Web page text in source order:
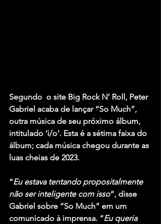
Segundo  o site Big Rock N’ Roll, Peter
Gabriel acaba de lançar “So Much”,
outra música de seu próximo álbum,
intitulado ‘i/o’. Esta é a sétima faixa do
álbum; cada música chegou durante as
luas cheias de 2023.
“Eu estava tentando propositalmente
não ser inteligente com isso“, disse
Gabriel sobre “So Much” em um
comunicado à imprensa. “Eu queria